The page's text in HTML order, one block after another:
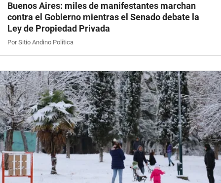
Buenos Aires: miles de manifestantes marchan
contra el Gobierno mientras el Senado debate la
Ley de Propiedad Privada
Por Sitio Andino Política